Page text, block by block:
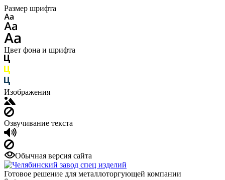
Размер шрифта
Цвет фона и шрифта
Изображения
Озвучивание текста
Обычная версия сайта
Готовое решение для металлоторгующей компании